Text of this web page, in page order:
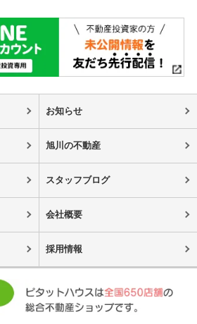
お知らせ
旭川の不動産
スタッフブログ
会社概要
採用情報